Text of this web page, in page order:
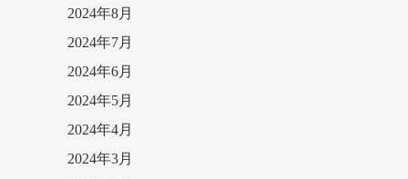
2024年8月
2024年7月
2024年6月
2024年5月
2024年4月
2024年3月